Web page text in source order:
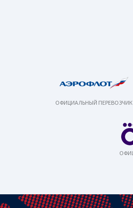
ОФИЦИАЛЬНЫЙ ПЕРЕВОЗЧИК